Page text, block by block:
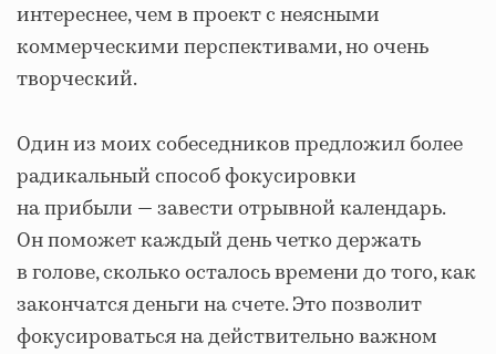
интереснее, чем в проект с неясными
коммерческими перспективами, но очень
творческий.
Один из моих собеседников предложил более
радикальный способ фокусировки
на прибыли — завести отрывной календарь.
Он поможет каждый день четко держать
в голове, сколько осталось времени до того, как
закончатся деньги на счете. Это позволит
фокусироваться на действительно важном